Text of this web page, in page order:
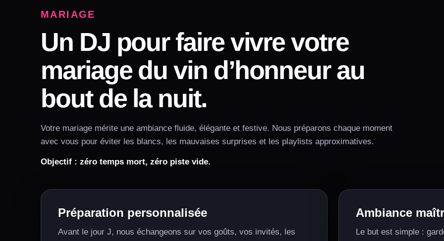
MARIAGE
Un DJ pour faire vivre votre
mariage du vin d’honneur au
bout de la nuit.
Votre mariage mérite une ambiance fluide, élégante et festive. Nous préparons chaque moment
avec vous pour éviter les blancs, les mauvaises surprises et les playlists approximatives.
Objectif : zéro temps mort, zéro piste vide.
Préparation personnalisée
Avant le jour J, nous échangeons sur vos goûts, vos invités, les
Ambiance
Le but est simple :